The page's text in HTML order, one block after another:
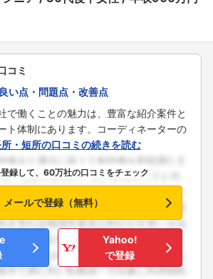
コミ
い点・問題点・改善点
で働くことの魅力は、豊富な紹介案件と
ト体制にあります。コーディネーターの
・短所の口コミの続きを読む
登録して、60万社の口コミをチェック
メールで登録（無料）
Yahoo!
で登録